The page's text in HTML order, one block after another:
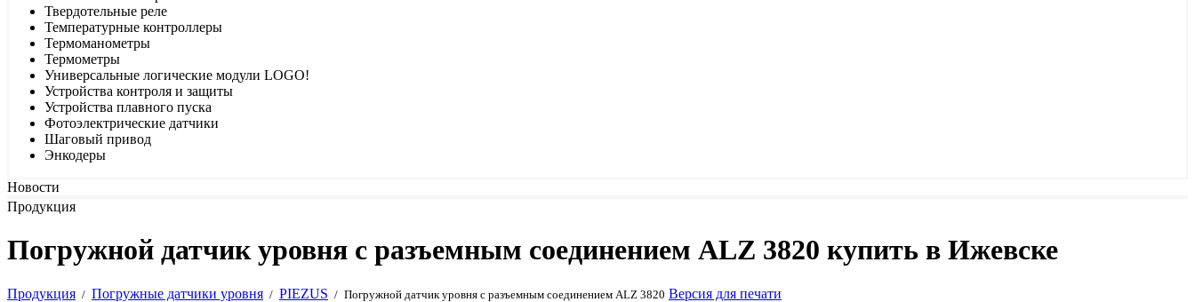
Твердотельные реле
Температурные контроллеры
Термоманометры
Термометры
Универсальные логические модули LOGO!
Устройства контроля и защиты
Устройства плавного пуска
Фотоэлектрические датчики
Шаговый привод
Энкодеры
Новости
Продукция
Погружной датчик уровня с разъемным соединением ALZ 3820 купить в Ижевске
Продукция / Погружные датчики уровня / PIEZUS / Погружной датчик уровня с разъемным соединением ALZ 3820 Версия для печати